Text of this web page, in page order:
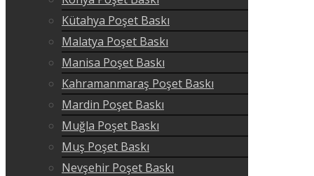
Kütahya Poşet Baskı
Malatya Poşet Baskı
Manisa Poşet Baskı
Kahramanmaraş Poşet Baskı
Mardin Poşet Baskı
Muğla Poşet Baskı
Muş Poşet Baskı
Nevşehir Poşet Baskı